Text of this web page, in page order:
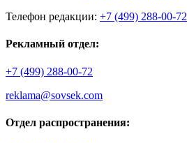
Телефон редакции: +7 (499) 288-00-72
Рекламный отдел:
+7 (499) 288-00-72
reklama@sovsek.com
Отдел распространения: